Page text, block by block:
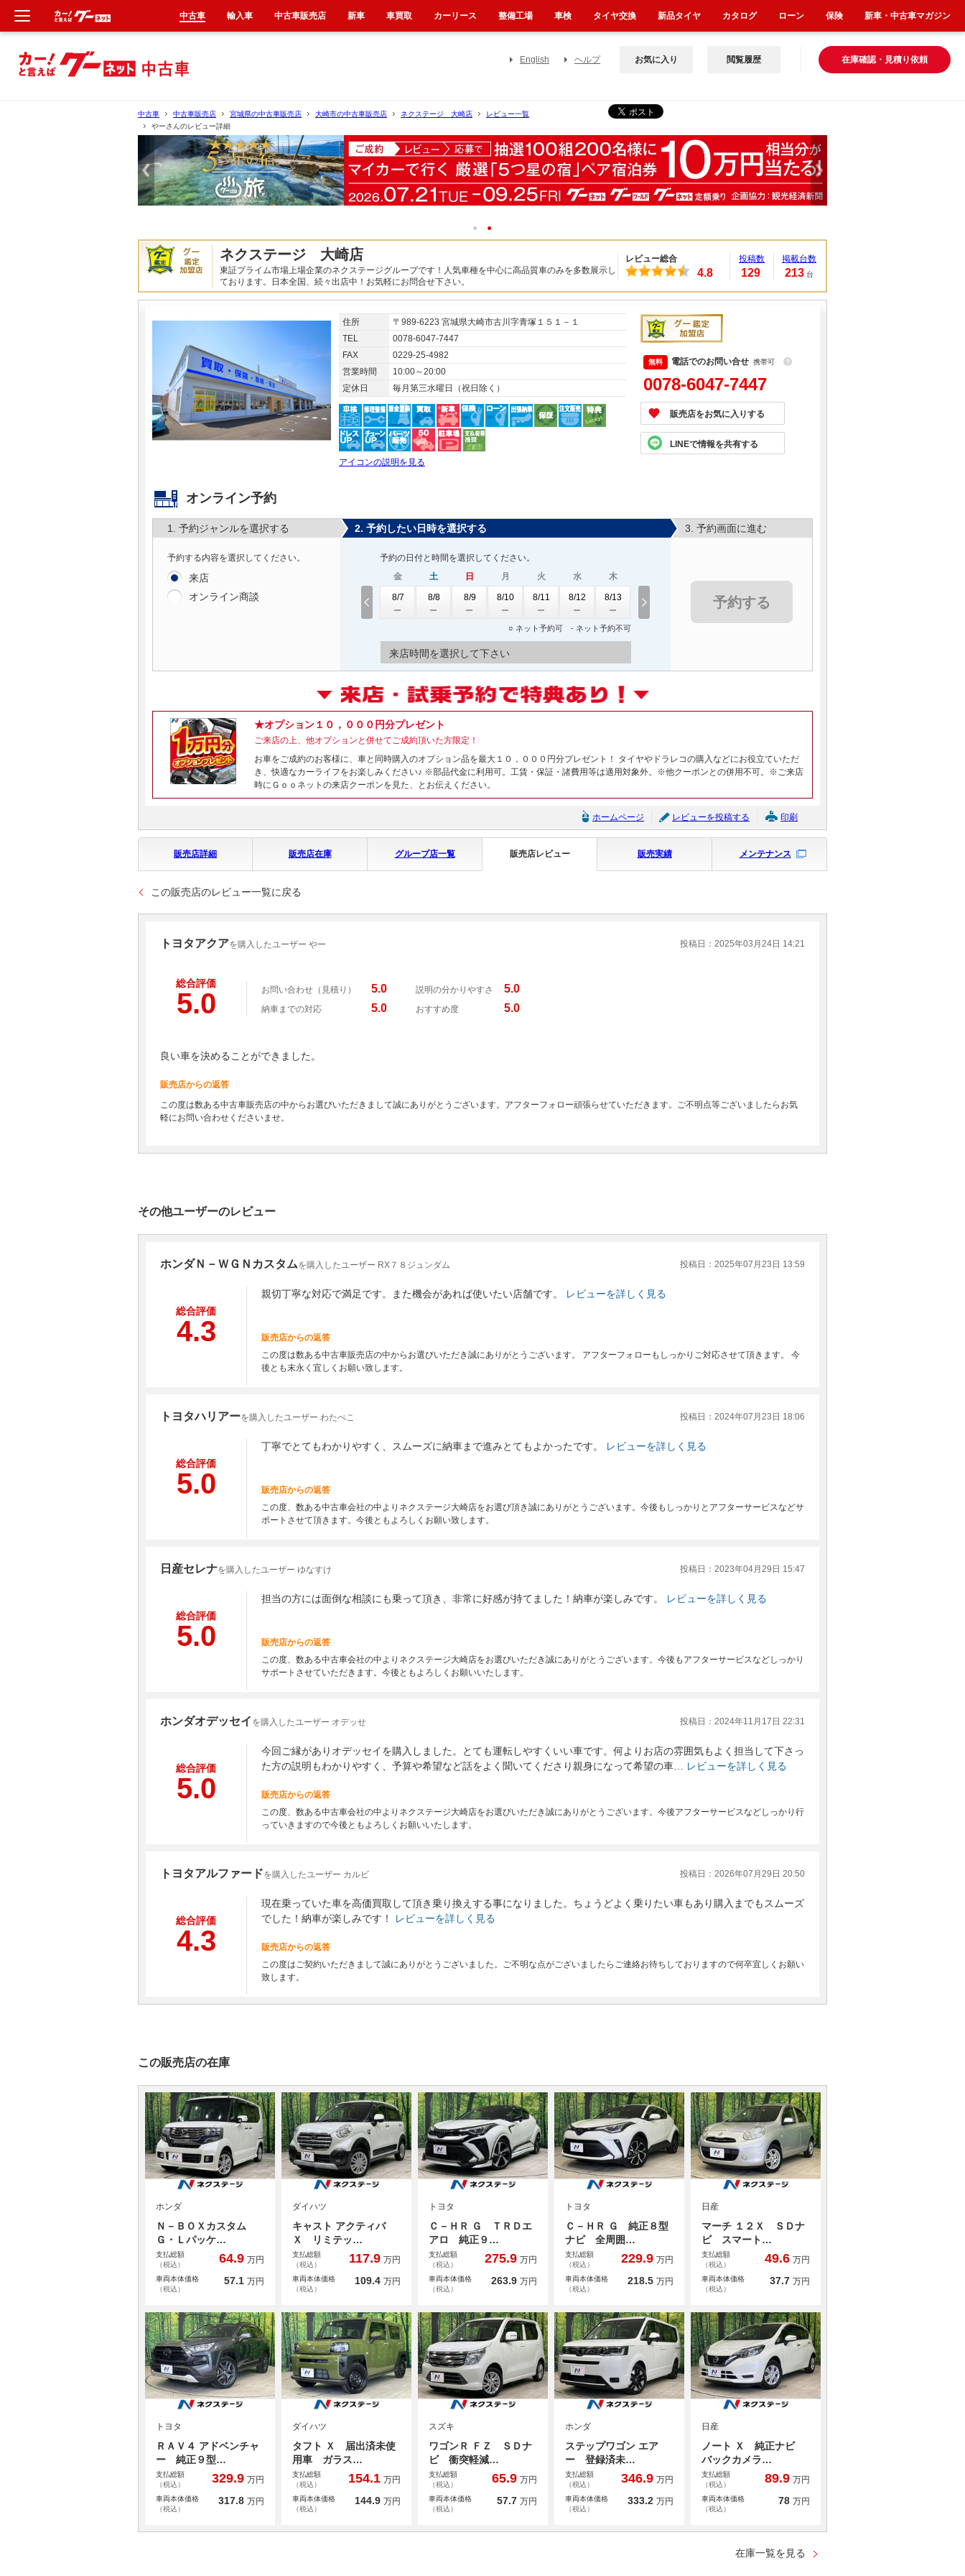
English ヘルプ 在庫確認・見積り依頼
お気に入り 閲覧履歴
中古車 中古車販売店 宮城県の中古車販売店 大崎市の中古車販売店 ネクステージ 大崎店
レビュー一覧
やーさんのレビュー詳細
ネクステージ 大崎店
東証プライム市場上場企業のネクステージグループです！人気車種を中心に高品質車のみを多数展示し
ております。日本全国、続々出店中！お気軽にお問合せ下さい。
レビュー総合
4.8
投稿数
129
掲載台数
213 台
住所
〒989-6223 宮城県大崎市古川字青塚１５１－１
TEL
0078-6047-7447
FAX
0229-25-4982
営業時間
10:00～20:00
定休日
毎月第三水曜日（祝日除く）
アイコンの説明を見る
電話でのお問い合せ 携帯可 ？
0078-6047-7447
販売店をお気に入りする
LINEで情報を共有する
オンライン予約
1. 予約ジャンルを選択する
予約する内容を選択してください。
来店
オンライン商談
2. 予約したい日時を選択する
予約の日付と時間を選択してください。
金
8/7
土
8/8
日
8/9
月
8/10
火
8/11
水
8/12
木
8/13
○ ネット予約可 - ネット予約不可
来店時間を選択して下さい
3. 予約画面に進む
予約する
★オプション１０，０００円分プレゼント
ご来店の上、他オプションと併せてご成約頂いた方限定！
お車をご成約のお客様に、車と同時購入のオプション品を最大１０，０００円分プレゼント！ タイヤやドラレコの購入などにお役立ていただ
き、快適なカーライフをお楽しみください♪ ※部品代金に利用可。工賃・保証・諸費用等は適用対象外。※他クーポンとの併用不可。※ご来店
時にＧｏｏネットの来店クーポンを見た、とお伝えください。
ホームページ レビューを投稿する 印刷
販売店詳細 販売店在庫 グループ店一覧 販売店レビュー 販売実績 メンテナンス
この販売店のレビュー一覧に戻る
トヨタアクアを購入したユーザー やー 投稿日：2025年03月24日 14:21
総合評価
5.0 お問い合わせ（見積り） 5.0 説明の分かりやすさ 5.0
納車までの対応 5.0 おすすめ度 5.0
良い車を決めることができました。
販売店からの返答
この度は数ある中古車販売店の中からお選びいただきまして誠にありがとうございます。アフターフォロー頑張らせていただきます。ご不明点等ございましたらお気
軽にお問い合わせくださいませ。
その他ユーザーのレビュー
ホンダＮ－ＷＧＮカスタムを購入したユーザー RX７８ジュンダム 投稿日：2025年07月23日 13:59
総合評価
4.3
親切丁寧な対応で満足です。また機会があれば使いたい店舗です。 レビューを詳しく見る
販売店からの返答
この度は数ある中古車販売店の中からお選びいただき誠にありがとうございます。 アフターフォローもしっかりご対応させて頂きます。 今
後とも末永く宜しくお願い致します。
トヨタハリアーを購入したユーザー わたぺこ 投稿日：2024年07月23日 18:06
総合評価
5.0
丁寧でとてもわかりやすく、スムーズに納車まで進みとてもよかったです。 レビューを詳しく見る
販売店からの返答
この度、数ある中古車会社の中よりネクステージ大崎店をお選び頂き誠にありがとうございます。今後もしっかりとアフターサービスなどサ
ポートさせて頂きます。今後ともよろしくお願い致します。
日産セレナを購入したユーザー ゆなすけ 投稿日：2023年04月29日 15:47
総合評価
5.0
担当の方には面倒な相談にも乗って頂き、非常に好感が持てました！納車が楽しみです。 レビューを詳しく見る
販売店からの返答
この度、数ある中古車会社の中よりネクステージ大崎店をお選びいただき誠にありがとうございます。今後もアフターサービスなどしっかり
サポートさせていただきます。今後ともよろしくお願いいたします。
ホンダオデッセイ を購入したユーザー オデッせ 投稿日：2024年11月17日 22:31
総合評価
5.0
今回ご縁がありオデッセイを購入しました。とても運転しやすくいい車です。何よりお店の雰囲気もよく担当して下さっ
た方の説明もわかりやすく、予算や希望など話をよく聞いてくださり親身になって希望の車…
レビューを詳しく見る
販売店からの返答
この度、数ある中古車会社の中よりネクステージ大崎店をお選びいただき誠にありがとうございます。今後アフターサービスなどしっかり行
っていきますので今後ともよろしくお願いいたします。
トヨタアルファードを購入したユーザー カルビ 投稿日：2026年07月29日 20:50
総合評価
4.3
現在乗っていた車を高価買取して頂き乗り換えする事になりました。ちょうどよく乗りたい車もあり購入までもスムーズ
でした！納車が楽しみです！
レビューを詳しく見る
販売店からの返答
この度はご契約いただきまして誠にありがとうございました。ご不明な点がございましたらご連絡お待ちしておりますので何卒宜しくお願い
致します。
この販売店の在庫
ホンダ
Ｎ－ＢＯＸカスタム
Ｇ・Ｌパッケ…
支払総額
（税込）
64.9 万円
車両本体価格
（税込）
57.1 万円
ダイハツ
キャスト アクティバ
Ｘ リミテッ…
支払総額
（税込）
117.9 万円
車両本体価格
（税込）
109.4 万円
トヨタ
Ｃ－ＨＲ Ｇ ＴＲＤエ
アロ 純正９…
支払総額
（税込）
275.9 万円
車両本体価格
（税込）
263.9 万円
トヨタ
Ｃ－ＨＲ Ｇ 純正８型
ナビ 全周囲…
支払総額
（税込）
229.9 万円
車両本体価格
（税込）
218.5 万円
日産
マーチ １２Ｘ ＳＤナ
ビ スマート…
支払総額
（税込）
49.6 万円
車両本体価格
（税込）
37.7 万円
トヨタ
ＲＡＶ４ アドベンチャ
ー 純正９型…
支払総額
（税込）
329.9 万円
車両本体価格
（税込）
317.8 万円
ダイハツ
タフト Ｘ 届出済未使
用車 ガラス…
支払総額
（税込）
154.1 万円
車両本体価格
（税込）
144.9 万円
スズキ
ワゴンＲ ＦＺ ＳＤナ
ビ 衝突軽減…
支払総額
（税込）
65.9 万円
車両本体価格
（税込）
57.7 万円
ホンダ
ステップワゴン エア
ー 登録済未…
支払総額
（税込）
346.9 万円
車両本体価格
（税込）
333.2 万円
日産
ノート Ｘ 純正ナビ
バックカメラ…
支払総額
（税込）
89.9 万円
車両本体価格
（税込）
78 万円
在庫一覧を見る
中古車 輸入車 中古車販売店 新車 車買取 カーリース 整備工場 車検 タイヤ交換 新品タイヤ カタログ ローン 保険 新車・中古車マガジン
新車